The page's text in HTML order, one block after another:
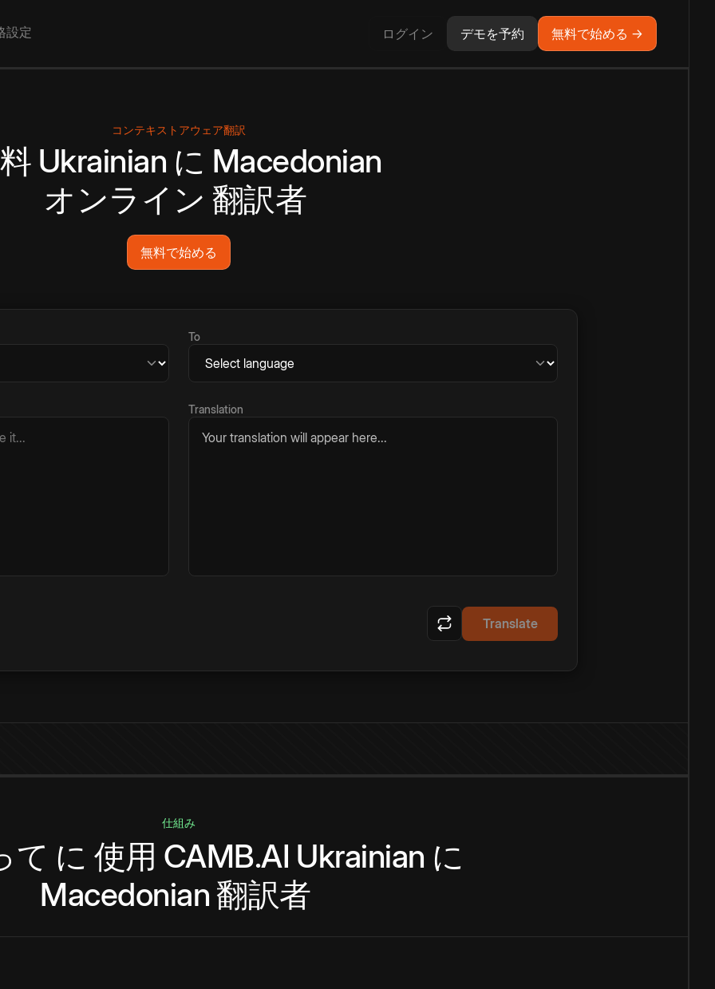
設定 ログイン デモを予約 無料で始める →
コンテキストアウェア翻訳
Ukrainian に Macedonian
オンライン 翻訳者
無料で始める
To
Translation
Your translation will appear here...
Translate
仕組み
て に 使用 CAMB.AI Ukrainian に
Macedonian 翻訳者